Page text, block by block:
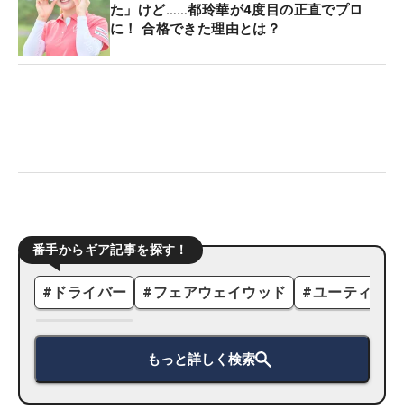
た」けど……都玲華が4度目の正直でプロ
に！ 合格できた理由とは？
番手からギア記事を探す！
# ドライバー #フェアウェイウッド #ユーティリ
もっと詳しく検索